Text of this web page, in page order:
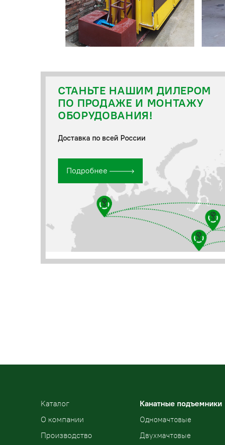
СТАНЬТЕ НАШИМ ДИЛЕРОМ
ПО ПРОДАЖЕ И МОНТАЖУ
ОБОРУДОВАНИЯ!
Доставка по всей России
Подробнее
Kаталог
О компании
Производство
Канатные подъемники
Одномачтовые
Двухмачтовые